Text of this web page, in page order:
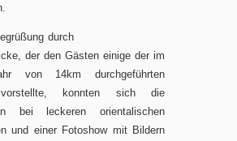
durch
der den Gästen einige der im
von 14km durchgeführten
konnten sich die
bei leckeren orientalischen
und einer Fotoshow mit Bildern